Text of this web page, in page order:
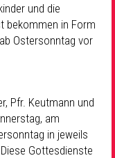
und die
bekommen in Form
Ostersonntag vor
Pfr. Keutmann und
am
in jeweils
Gottesdienste